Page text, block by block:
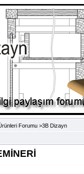
Forumu >3B Dizayn